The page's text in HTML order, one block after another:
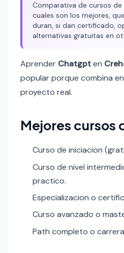
Comparativa de cursos
cuales son los mejores,
duran, si dan certificado,
alternativas gratuitas en
Aprender Chatgpten
popular porque combina
proyecto real.
Mejores cursos
Curso de iniciacion
Curso de nivel
practico.
Especializacion o
Curso avanzado o
Path completo o